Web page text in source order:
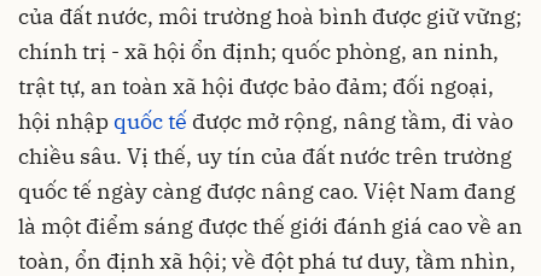
của đất nước, môi trường hoà bình được giữ vững;
chính trị - xã hội ổn định; quốc phòng, an ninh,
trật tự, an toàn xã hội được bảo đảm; đối ngoại,
hội nhập quốc tế được mở rộng, nâng tầm, đi vào
chiều sâu. Vị thế, uy tín của đất nước trên trường
quốc tế ngày càng được nâng cao. Việt Nam đang
là một điểm sáng được thế giới đánh giá cao về an
toàn, ổn định xã hội; về đột phá tư duy, tầm nhìn,